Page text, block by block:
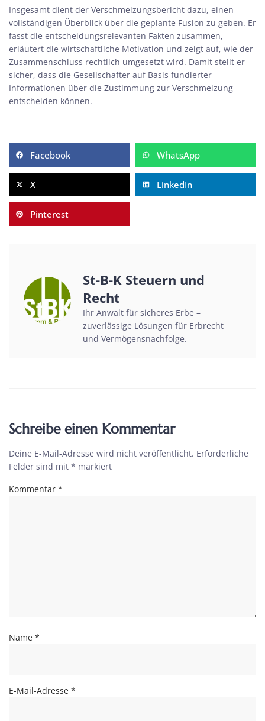
Insgesamt dient der Verschmelzungsbericht dazu, einen
vollständigen Überblick über die geplante Fusion zu geben. Er
fasst die entscheidungsrelevanten Fakten zusammen,
erläutert die wirtschaftliche Motivation und zeigt auf, wie der
Zusammenschluss rechtlich umgesetzt wird. Damit stellt er
sicher, dass die Gesellschafter auf Basis fundierter
Informationen über die Zustimmung zur Verschmelzung
entscheiden können.
Facebook WhatsApp
X LinkedIn
Pinterest
St-B-K Steuern und
Recht
Ihr Anwalt für sicheres Erbe –
zuverlässige Lösungen für Erbrecht
und Vermögensnachfolge.
Schreibe einen Kommentar
Deine E-Mail-Adresse wird nicht veröffentlicht. Erforderliche
Felder sind mit * markiert
Kommentar *
Name *
E-Mail-Adresse *